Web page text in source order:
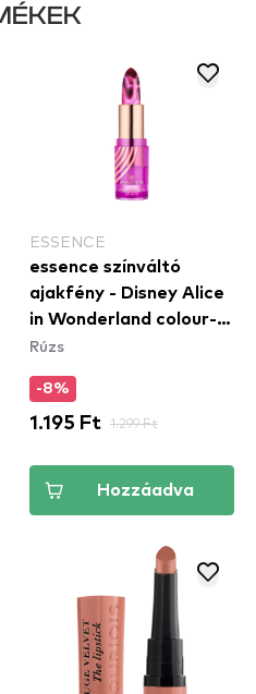
ESSENCE
essence színváltó
ajakfény - Disney Alice
in Wonderland colour-
changing lip glow 01
Rúzs
-8%
1.195 Ft 1.299 Ft
Hozzáadva